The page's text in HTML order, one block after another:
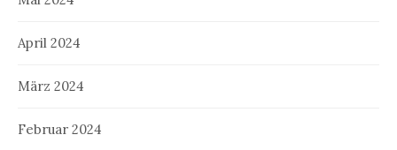
April 2024
März 2024
Februar 2024